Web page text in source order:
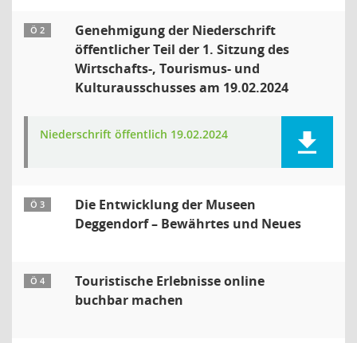
Ö 2
Genehmigung der Niederschrift
öffentlicher Teil der 1. Sitzung des
Wirtschafts-, Tourismus- und
Kulturausschusses am 19.02.2024
Niederschrift öffentlich 19.02.2024
Ö 3
Die Entwicklung der Museen
Deggendorf – Bewährtes und Neues
Ö 4
Touristische Erlebnisse online
buchbar machen